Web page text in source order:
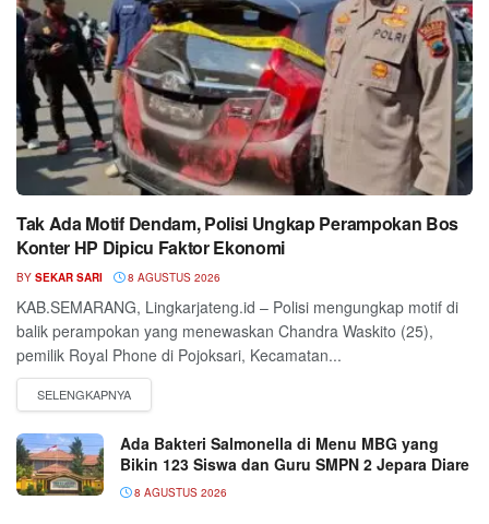
Tak Ada Motif Dendam, Polisi Ungkap Perampokan Bos
Konter HP Dipicu Faktor Ekonomi
BY SEKAR SARI 8 AGUSTUS 2026
KAB.SEMARANG, Lingkarjateng.id – Polisi mengungkap motif di
balik perampokan yang menewaskan Chandra Waskito (25),
pemilik Royal Phone di Pojoksari, Kecamatan...
Ada Bakteri Salmonella di Menu MBG yang
Bikin 123 Siswa dan Guru SMPN 2 Jepara Diare
8 AGUSTUS 2026